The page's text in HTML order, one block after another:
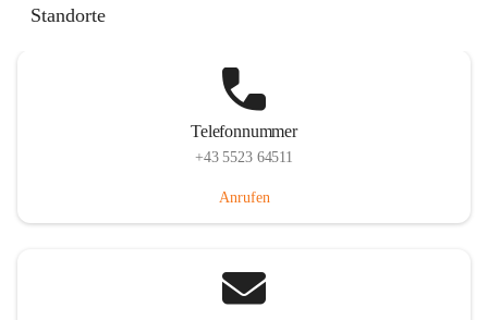
Standorte
Telefonnummer
+43 5523 64511
Anrufen